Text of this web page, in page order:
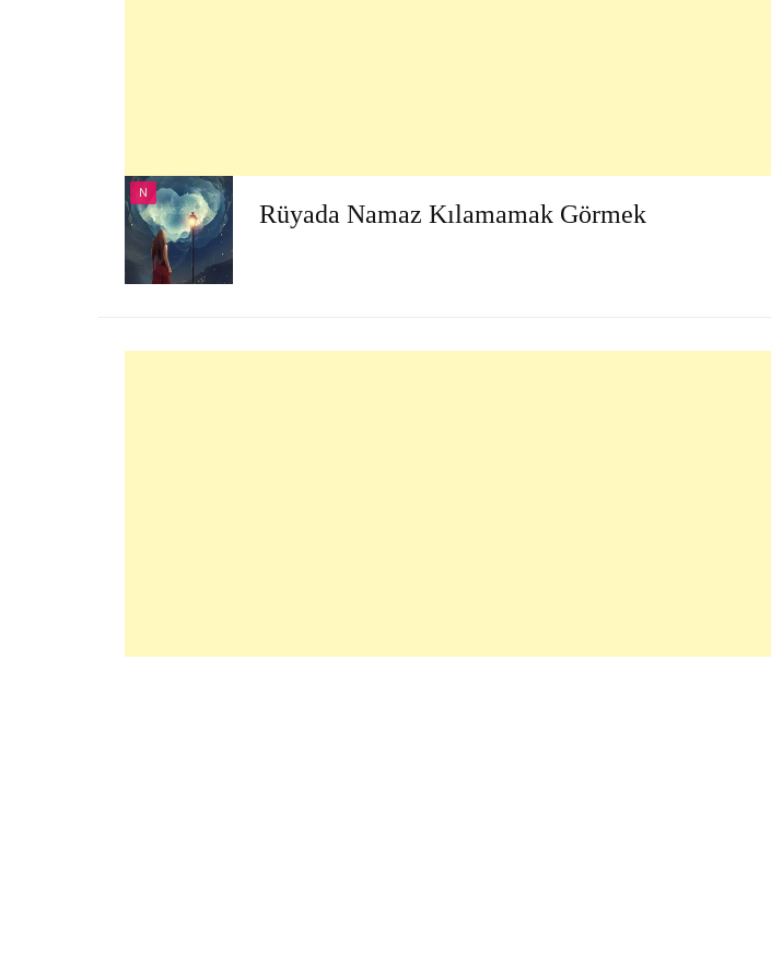
N
Rüyada Namaz Kılamamak Görmek